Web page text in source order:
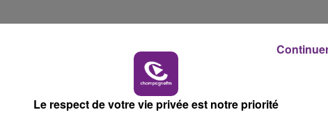
19h00 - 19h15
LA POP MACHINE - CHAMPAGNE FM
Le respect de votre vie privée est notre priorité